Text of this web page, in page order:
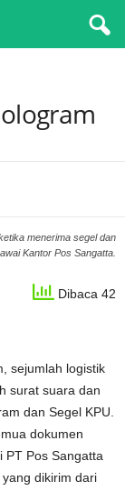
menerima segel dan
Kantor Pos Sangatta.
Dibaca 42
sejumlah logistik
surat suara dan
dan Segel KPU.
dokumen
PT Pos Sangatta
dikirim dari